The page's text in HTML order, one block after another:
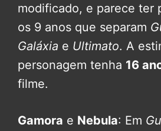
modificado, e parece ter
os 9 anos que separam
Galáxia e Ultimato. A
personagem tenha 16
filme.
Gamora e Nebula: Em